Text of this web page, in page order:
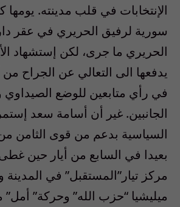
الإنتخابات في قلب مدينته. يومها
سورية لرفيق الحريري في عقر
الحريري ما جرى، لكن إستشهاد
يدفعها الى التعالي عن الجراح
في رأي متابعين للوضع الصيداوي
الجانبين. غير أن أسامة سعد
السياسية بدعم من قوى الثامن
بعيدا في السابع من أيار حين
مركز تيار”المستقبل” في المدينة
ميليشيا “حزب الله” وحركة”